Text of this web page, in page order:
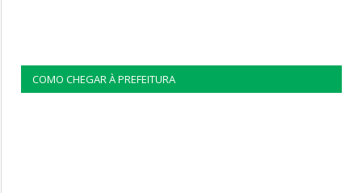
COMO CHEGAR À PREFEITURA